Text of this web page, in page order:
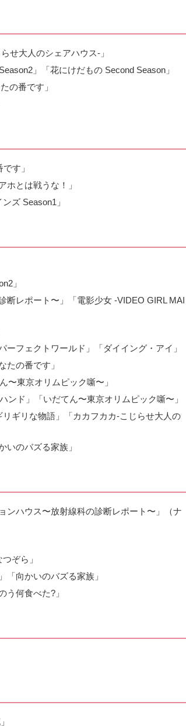
せ大人のシェアハウス-」
」「花にけだもの Second Season」
の番です」
す」
ホとは戦うな！」
ズ Season1」
」
断レポート〜」「電影少女 -VIDEO GIRL MAI
フェクトワールド」「ダイイング・アイ」
たの番です」
〜東京オリムピック噺〜」
ンド」「いだてん〜東京オリムピック噺〜」
ギリな物語」「カカフカカ-こじらせ大人の
いのバズる家族」
ンハウス〜放射線科の診断レポート〜」（ナ
ぞら」
「向かいのバズる家族」
う何食べた?」